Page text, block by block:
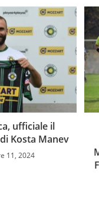
ufficiale il
Kosta Manev
11, 2024